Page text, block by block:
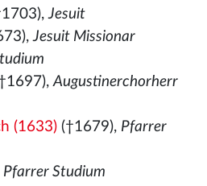
Jesuit
Jesuit Missionar
Augustinerchorherr
(1633)(†1679), Pfarrer
Pfarrer Studium